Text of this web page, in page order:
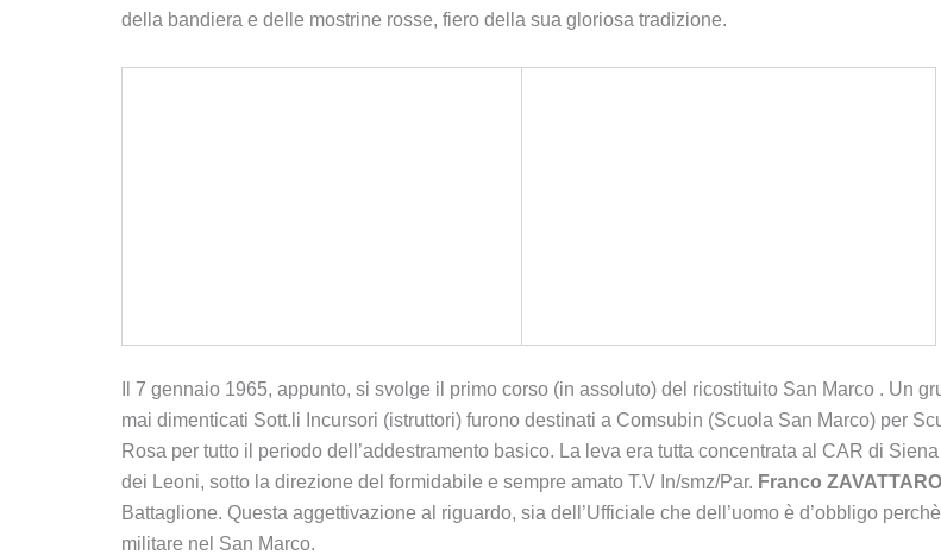
della bandiera e delle mostrine rosse, fiero della sua gloriosa tradizione.
Il 7 gennaio 1965, appunto, si svolge il primo corso (in assoluto) del ricostituito San Marco . Un
mai dimenticati Sott.li Incursori (istruttori) furono destinati a Comsubin (Scuola San Marco) per
Rosa per tutto il periodo dell’addestramento basico. La leva era tutta concentrata al CAR di
dei Leoni, sotto la direzione del formidabile e sempre amato T.V In/smz/Par. Franco ZAVATTARO
Battaglione. Questa aggettivazione al riguardo, sia dell’Ufficiale che dell’uomo è d’obbligo
militare nel San Marco.